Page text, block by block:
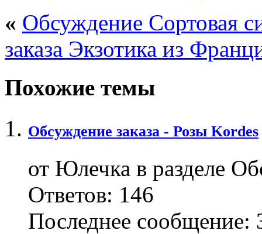
« Обсуждение Сортовая
заказа Экзотика из
Похожие темы
Обсуждение заказа - Розы Kordes
от Юлечка в разделе
Ответов: 146
Последнее сообщение: